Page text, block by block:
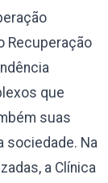
Recuperação
que
suas
sociedade. Na
a Clínica